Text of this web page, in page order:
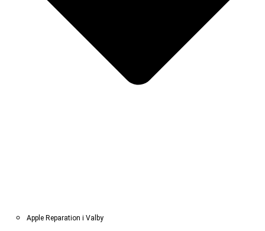
Apple Reparation i Valby